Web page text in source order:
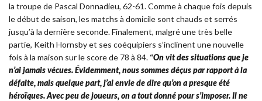
la troupe de Pascal Donnadieu, 62-61. Comme à chaque fois depuis
le début de saison, les matchs à domicile sont chauds et serrés
jusqu’à la dernière seconde. Finalement, malgré une très belle
partie, Keith Hornsby et ses coéquipiers s’inclinent une nouvelle
fois à la maison sur le score de 78 à 84. “On vit des situations que je
n’ai jamais vécues. Évidemment, nous sommes déçus par rapport à la
défaite, mais quelque part, j’ai envie de dire qu’on a presque été
héroïques. Avec peu de joueurs, on a tout donné pour s’imposer. Il ne